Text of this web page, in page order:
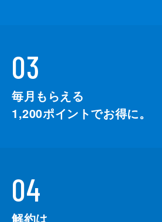
03
毎月もらえる
1,200ポイントでお得に。
04
解約は